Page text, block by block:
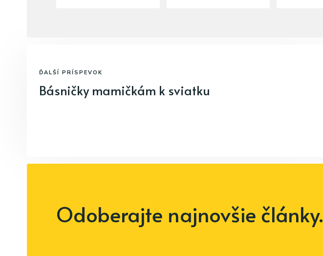
ĎALŠÍ PRÍSPEVOK
Básničky mamičkám k sviatku
Odoberajte najnovšie články.